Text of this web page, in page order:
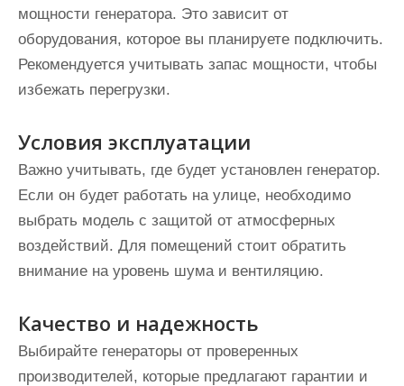
мощности генератора. Это зависит от
оборудования, которое вы планируете подключить.
Рекомендуется учитывать запас мощности, чтобы
избежать перегрузки.
Условия эксплуатации
Важно учитывать, где будет установлен генератор.
Если он будет работать на улице, необходимо
выбрать модель с защитой от атмосферных
воздействий. Для помещений стоит обратить
внимание на уровень шума и вентиляцию.
Качество и надежность
Выбирайте генераторы от проверенных
производителей, которые предлагают гарантии и